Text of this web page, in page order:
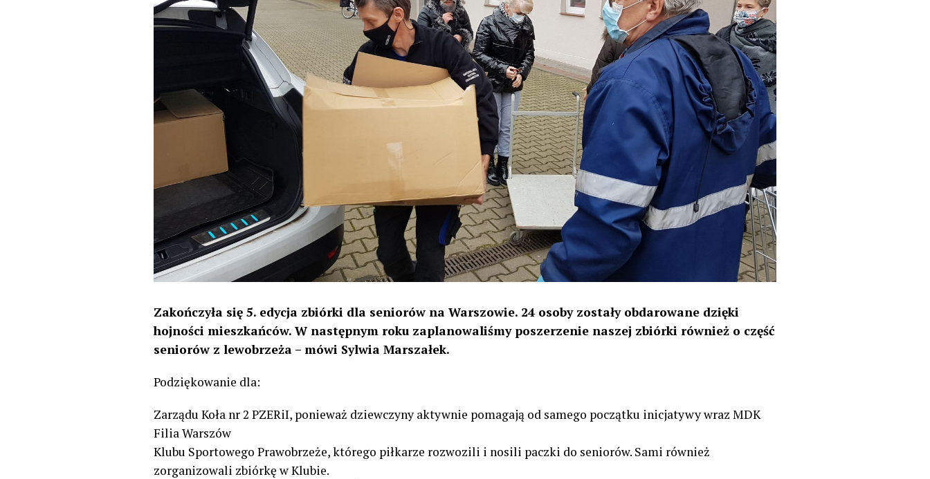
Zakończyła się 5. edycja zbiórki dla seniorów na Warszowie. 24 osoby zostały obdarowane dzięki
hojności mieszkańców. W następnym roku zaplanowaliśmy poszerzenie naszej zbiórki również o część
seniorów z lewobrzeża – mówi Sylwia Marszałek.
Podziękowanie dla:
Zarządu Koła nr 2 PZERiI, ponieważ dziewczyny aktywnie pomagają od samego początku inicjatywy wraz MDK
Filia Warszów
Klubu Sportowego Prawobrzeże, którego piłkarze rozwozili i nosili paczki do seniorów. Sami również
zorganizowali zbiórkę w Klubie.